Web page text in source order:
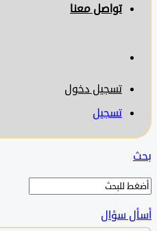
تواصل معنا
تسجيل دخول
تسجيل
سؤال